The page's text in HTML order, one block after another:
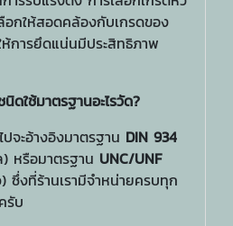
อกให้สอดคล้องกับเกรดของ
ห้การยึดแน่นมีประสิทธิภาพ
ดใช้มาตรฐานอะไรวัด?
จะอ้างอิงมาตรฐาน DIN 934
หรือมาตรฐาน UNC/UNF
ซึ่งที่ร้านเรามีจำหน่ายครบทุก
รับ